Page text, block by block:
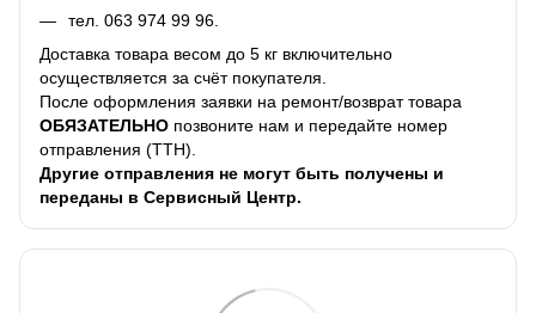
тел. 063 974 99 96
Доставка товара весом до 5 кг включительно
осуществляется за счёт покупателя.
После оформления заявки на ремонт/возврат товара
ОБЯЗАТЕЛЬНО позвоните нам и передайте номер
отправления (ТТН).
Другие отправления не могут быть получены и
переданы в Сервисный Центр.